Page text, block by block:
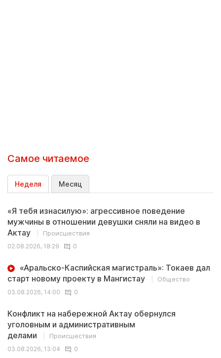
Самое читаемое
Неделя Месяц
«Я тебя изнасилую»: агрессивное поведение
мужчины в отношении девушки сняли на видео в
Актау
Происшествия
02.08.2026, 18:29
0
«Аральско-Каспийская магистраль»: Токаев дал
старт новому проекту в Мангистау
Общество
03.08.2026, 14:00
0
Конфликт на набережной Актау обернулся
уголовным и административным
делами
Происшествия
03.08.2026, 13:04
0